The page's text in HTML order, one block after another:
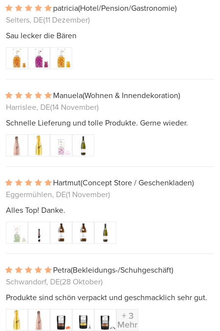
patricia(Hotel/Pension/Gastronomie)
Selters, DE(11 Dezember)
Sau lecker die Bären
Manuela(Wohnen & Innendekoration)
Harrislee, DE(14 November)
Schnelle Lieferung und tolle Produkte. Gerne wieder.
Hartmut(Concept Store / Geschenkladen)
Eggermühlen, DE(1 November)
Alles Top! Danke.
Petra(Bekleidungs-/Schuhgeschäft)
Schwandorf, DE(28 Oktober)
Produkte sind schön verpackt und geschmacklich sehr gut.
+ 3
Mehr